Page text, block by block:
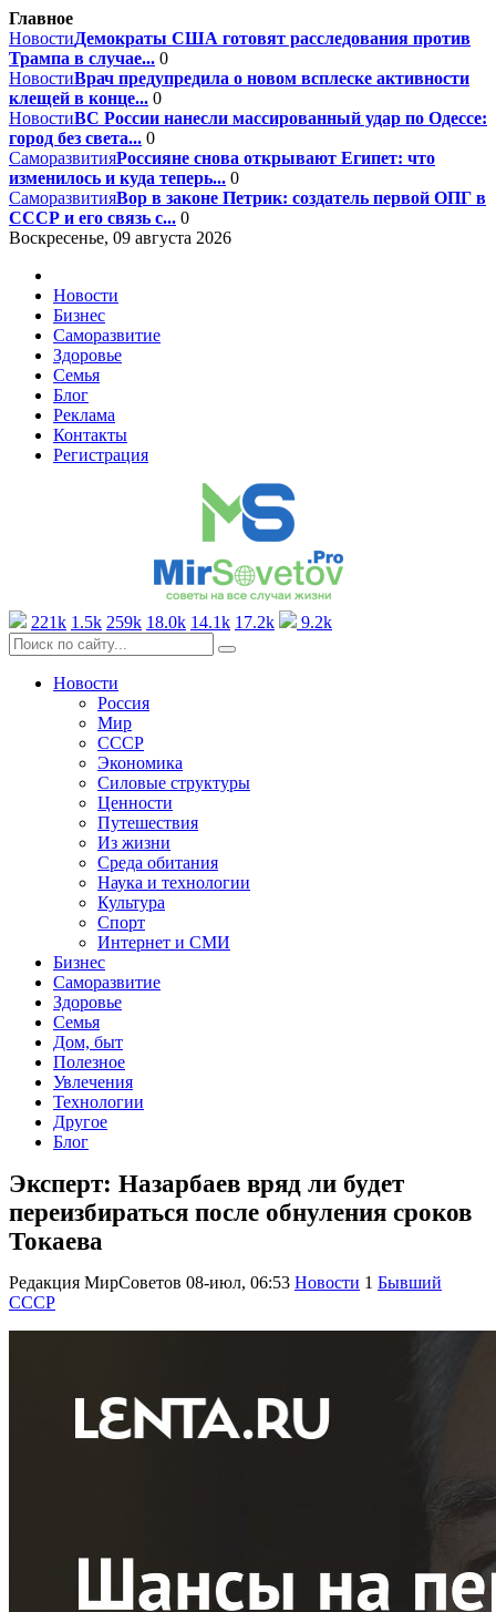
Главное
НовостиДемократы США готовят расследования против
Трампа в случае... 0
НовостиВрач предупредила о новом всплеске активности
клещей в конце... 0
НовостиВС России нанесли массированный удар по Одессе:
город без света... 0
СаморазвитияРоссияне снова открывают Египет: что
изменилось и куда теперь... 0
СаморазвитияВор в законе Петрик: создатель первой ОПГ в
СССР и его связь с... 0
Воскресенье, 09 августа 2026
Новости
Бизнес
Саморазвитие
Здоровье
Семья
Блог
Реклама
Контакты
Регистрация
221k 1.5k 259k 18.0k 14.1k 17.2k 9.2k
Новости
Россия
Мир
СССР
Экономика
Силовые структуры
Ценности
Путешествия
Из жизни
Среда обитания
Наука и технологии
Культура
Спорт
Интернет и СМИ
Бизнес
Саморазвитие
Здоровье
Семья
Дом, быт
Полезное
Увлечения
Технологии
Другое
Блог
Эксперт: Назарбаев вряд ли будет
переизбираться после обнуления сроков
Токаева
Редакция МирСоветов 08-июл, 06:53 Новости 1 Бывший
СССР